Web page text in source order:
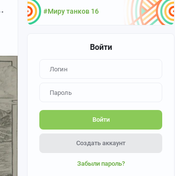
#Миру танков 16
Войти
Войти
Создать аккаунт
Забыли пароль?